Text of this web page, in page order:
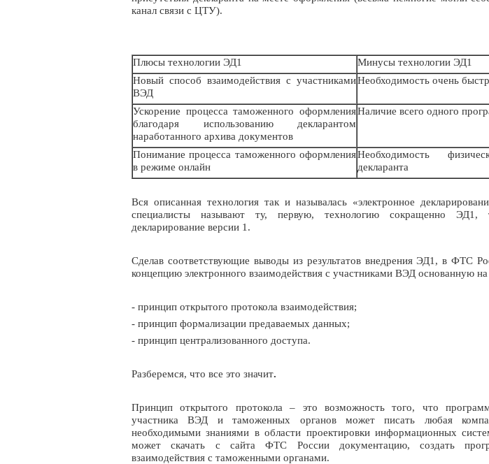
канал связи с ЦТУ).
Плюсы технологии ЭД1
Минусы технологии ЭД1
Новый способ взаимодействия с участниками
ВЭД
Необходимость очень
Ускорение процесса таможенного оформления
благодаря использованию декларантом
наработанного архива документов
Наличие всего одного
Понимание процесса таможенного оформления
в режиме онлайн
Необходимость
декларанта
Вся описанная технология так и называлась «электронное
специалисты называют ту, первую, технологию сокращенно ЭД1,
декларирование версии 1.
Сделав соответствующие выводы из результатов внедрения ЭД1, в ФТС
концепцию электронного взаимодействия с участниками ВЭД основанную
- принцип открытого протокола взаимодействия;
- принцип формализации предаваемых данных;
- принцип централизованного доступа.
Разберемся, что все это значит.
Принцип открытого протокола – это возможность того, что
участника ВЭД и таможенных органов может писать любая
необходимыми знаниями в области проектировки информационных
может скачать с сайта ФТС России документацию, создать
взаимодействия с таможенными органами.